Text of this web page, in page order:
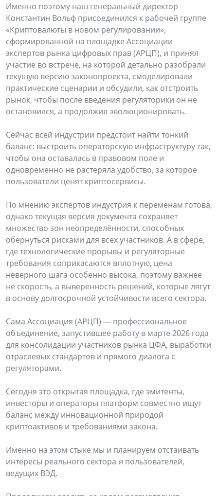
Именно поэтому наш генеральный директор
Константин Вольф присоединился к рабочей группе
«Криптовалюты в новом регулировании»,
сформированной на площадке Ассоциации
экспертов рынка цифровых прав (АРЦП), и принял
участие во встрече, на которой детально разобрали
текущую версию законопроекта, смоделировали
практические сценарии и обсудили, как отстроить
рынок, чтобы после введения регуляторики он не
остановился, а продолжил эволюционировать.
Сейчас всей индустрии предстоит найти тонкий
баланс: выстроить операторскую инфраструктуру так,
чтобы она оставалась в правовом поле и
одновременно не растеряла удобство, за которое
пользователи ценят криптосервисы.
По мнению экспертов индустрия к переменам готова,
однако текущая версия документа сохраняет
множество зон неопределённости, способных
обернуться рисками для всех участников. А в сфере,
где технологические прорывы и регуляторные
требования соприкасаются вплотную, цена
неверного шага особенно высока, поэтому важнее
не скорость, а выверенность решений, которые лягут
в основу долгосрочной устойчивости всего сектора.
Сама Ассоциация (АРЦП) — профессиональное
объединение, запустившее работу в марте 2026 года
для консолидации участников рынка ЦФА, выработки
отраслевых стандартов и прямого диалога с
регуляторами.
Сегодня это открытая площадка, где эмитенты,
инвесторы и операторы платформ совместно ищут
баланс между инновационной природой
криптоактивов и требованиями закона.
Именно на этом стыке мы и планируем отстаивать
интересы реального сектора и пользователей,
ведущих ВЭД.